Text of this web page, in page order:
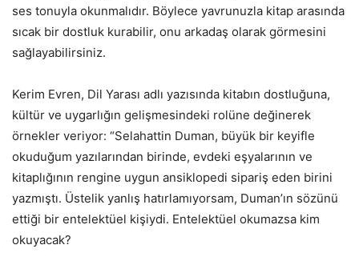
ses tonuyla okunmalıdır. Böylece yavrunuzla kitap arasında
sıcak bir dostluk kurabilir, onu arkadaş olarak görmesini
sağlayabilirsiniz.
Kerim Evren, Dil Yarası adlı yazısında kitabın dostluğuna,
kültür ve uygarlığın gelişmesindeki rolüne değinerek
örnekler veriyor: “Selahattin Duman, büyük bir keyifle
okuduğum yazılarından birinde, evdeki eşyalarının ve
kitaplığının rengine uygun ansiklopedi sipariş eden birini
yazmıştı. Üstelik yanlış hatırlamıyorsam, Duman’ın sözünü
ettiği bir entelektüel kişiydi. Entelektüel okumazsa kim
okuyacak?